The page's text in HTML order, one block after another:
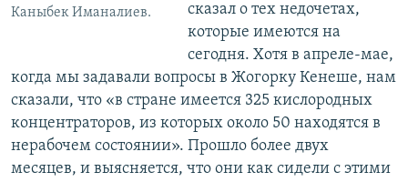
Каныбек Иманалиев.
сказал о тех недочетах,
которые имеются на
сегодня. Хотя в апреле-мае,
когда мы задавали вопросы в Жогорку Кенеше, нам
сказали, что «в стране имеется 325 кислородных
концентраторов, из которых около 50 находятся в
нерабочем состоянии». Прошло более двух
месяцев, и выясняется, что они как сидели с этими